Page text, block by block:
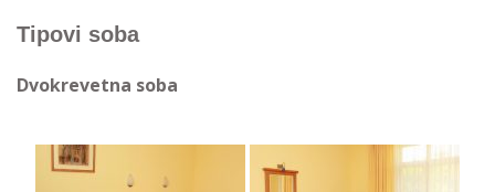
Tipovi soba
Dvokrevetna soba